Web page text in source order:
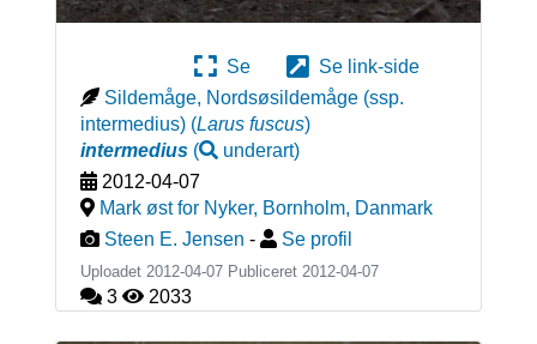
Se
Se link-side
Sildemåge, Nordsøsildemåge (ssp.
intermedius) (Larus fuscus)
intermedius( underart)
2012-04-07
Mark øst for Nyker, Bornholm, Danmark
Steen E. Jensen - Se profil
Uploadet 2012-04-07 Publiceret 2012-04-07
3 2033